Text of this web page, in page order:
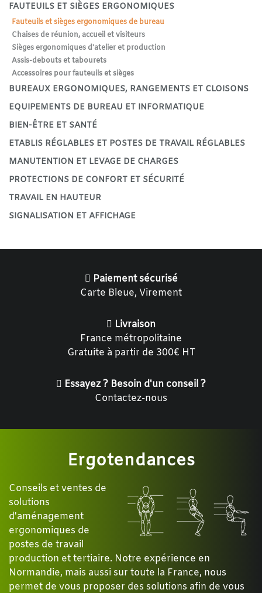
FAUTEUILS ET SIÈGES ERGONOMIQUES
Fauteuils et sièges ergonomiques de bureau
Chaises de réunion, accueil et visiteurs
Sièges ergonomiques d'atelier et production
Assis-debouts et tabourets
Accessoires pour fauteuils et sièges
BUREAUX ERGONOMIQUES, RANGEMENTS ET CLOISONS
EQUIPEMENTS DE BUREAU ET INFORMATIQUE
BIEN-ÊTRE ET SANTÉ
ETABLIS RÉGLABLES ET POSTES DE TRAVAIL RÉGLABLES
MANUTENTION ET LEVAGE DE CHARGES
PROTECTIONS DE CONFORT ET SÉCURITÉ
TRAVAIL EN HAUTEUR
SIGNALISATION ET AFFICHAGE
Paiement sécurisé
Carte Bleue, Virement
Livraison
France métropolitaine
Gratuite à partir de 300€ HT
Essayez ? Besoin d'un conseil ?
Contactez-nous
Ergotendances
Conseils et ventes de
solutions
d'aménagement
ergonomiques de
postes de travail
production et tertiaire. Notre expérience en
Normandie, mais aussi sur toute la France, nous
permet de vous proposer des solutions afin de vous